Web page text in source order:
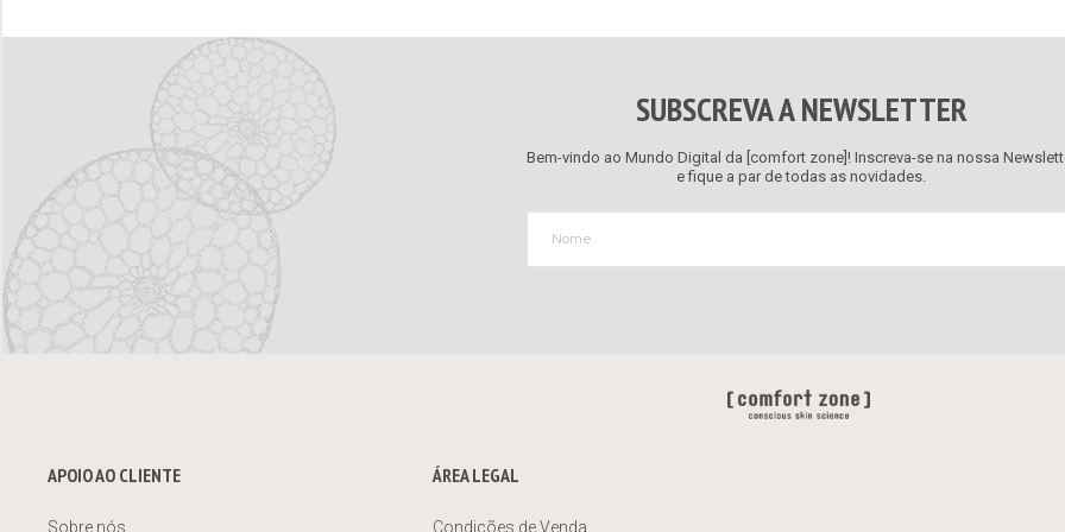
SUBSCREVA A NEWSLETTER
Bem-vindo ao Mundo Digital da [comfort zone]! Inscreva-se na nossa
e fique a par de todas as novidades.
APOIO AO CLIENTE
Sobre nós
ÁREA LEGAL
Condições de Venda